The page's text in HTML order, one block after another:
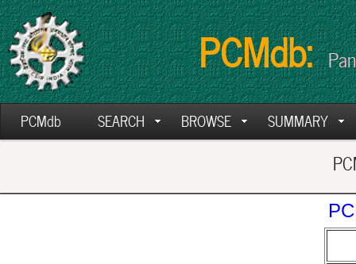
PCMdb:
PCMdb SEARCH BROWSE SUMMARY